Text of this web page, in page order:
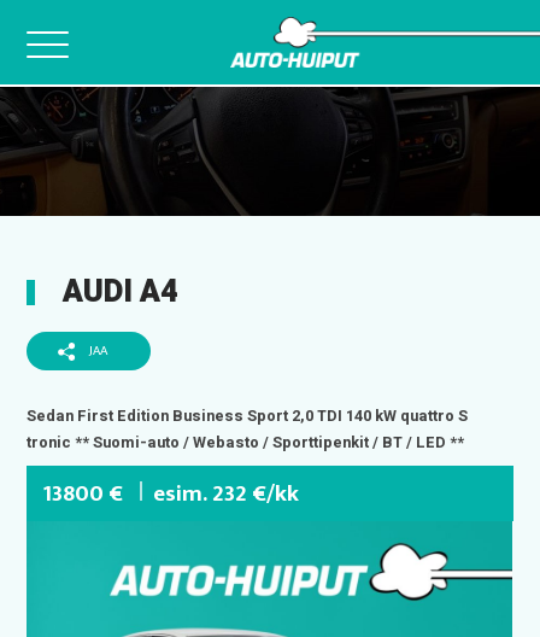
content
AUDI A4
JAA
Sedan First Edition Business Sport 2,0 TDI 140 kW quattro S
tronic ** Suomi-auto / Webasto / Sporttipenkit / BT / LED **
13800 € esim. 232 €/kk